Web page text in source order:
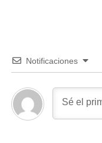
Notificaciones